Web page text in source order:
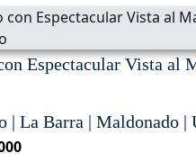
Espectacular Vista al
| La Barra | Maldonado |